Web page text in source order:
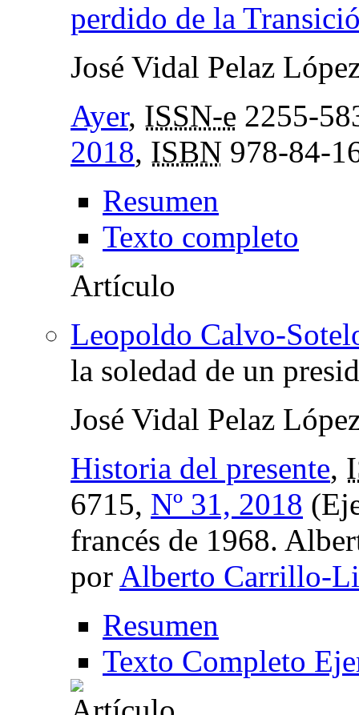
perdido de la
José Vidal Pelaz
Ayer, ISSN-e 2255-
2018, ISBN 978-84-
Resumen
Texto completo
Leopoldo Calvo-
la soledad de un
José Vidal Pelaz
Historia del presente,
6715, Nº 31, 2018
francés de 1968.
por Alberto Carrillo-
Resumen
Texto Completo